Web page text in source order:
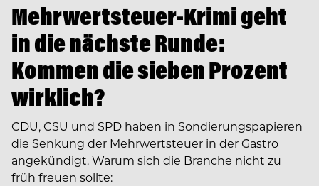
Mehrwertsteuer-Krimi geht
in die nächste Runde:
Kommen die sieben Prozent
wirklich?
CDU, CSU und SPD haben in Sondierungspapieren
die Senkung der Mehrwertsteuer in der Gastro
angekündigt. Warum sich die Branche nicht zu
früh freuen sollte: